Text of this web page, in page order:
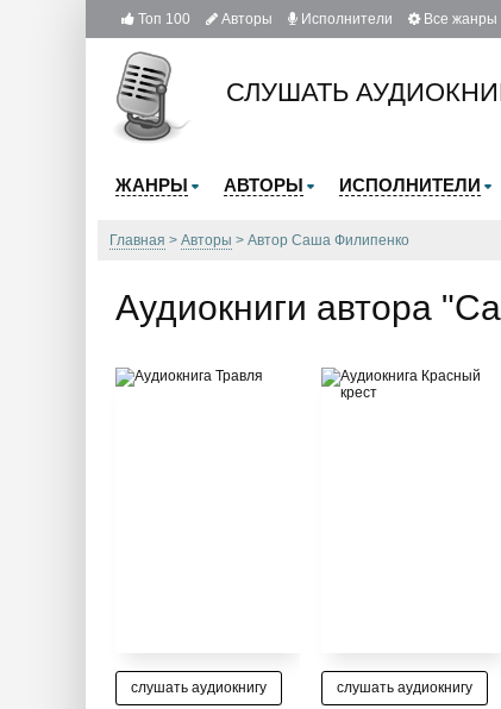
Топ 100 Авторы Исполнители Все жанры
СЛУШАТЬ
ЖАНРЫ АВТОРЫ ИСПОЛНИТЕЛИ
Главная Авторы Автор Саша Филипенко
Аудиокниги автора
слушать аудиокнигу слушать аудиокнигу